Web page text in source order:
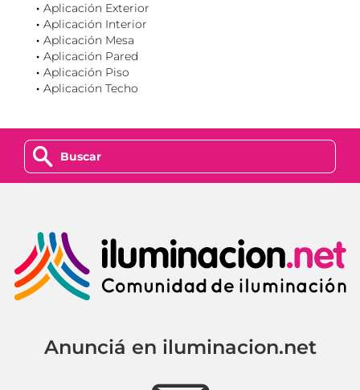
Aplicación Exterior
Aplicación Interior
Aplicación Mesa
Aplicación Pared
Aplicación Piso
Aplicación Techo
z
Anunciá en iluminacion.net